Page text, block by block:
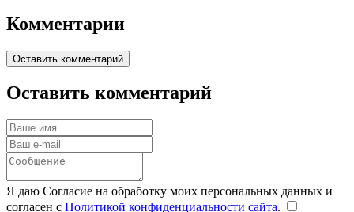
Комментарии
Оставить комментарий
Оставить комментарий
Я даю Согласие на обработку моих персональных данных и
согласен с Политикой конфиденциальности сайта.